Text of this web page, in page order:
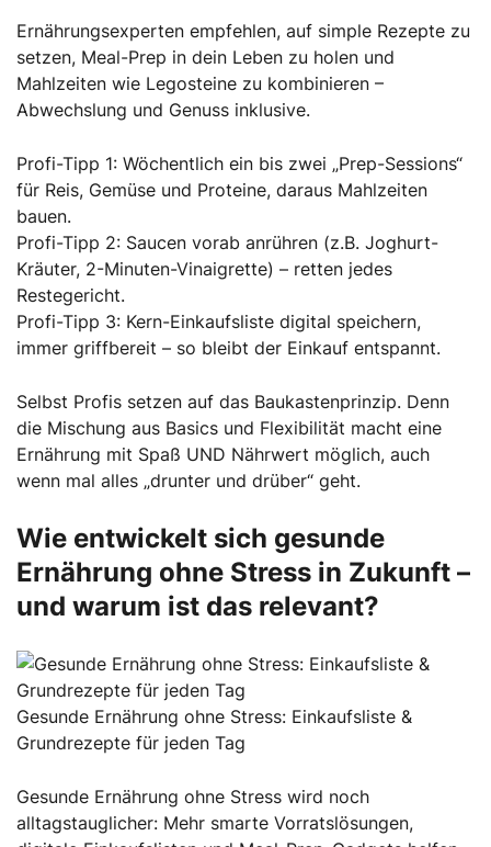
Ernährungsexperten empfehlen, auf simple Rezepte zu
setzen, Meal-Prep in dein Leben zu holen und
Mahlzeiten wie Legosteine zu kombinieren –
Abwechslung und Genuss inklusive.
Profi-Tipp 1: Wöchentlich ein bis zwei „Prep-Sessions“
für Reis, Gemüse und Proteine, daraus Mahlzeiten
bauen.
Profi-Tipp 2: Saucen vorab anrühren (z.B. Joghurt-
Kräuter, 2-Minuten-Vinaigrette) – retten jedes
Restegericht.
Profi-Tipp 3: Kern-Einkaufsliste digital speichern,
immer griffbereit – so bleibt der Einkauf entspannt.
Selbst Profis setzen auf das Baukastenprinzip. Denn
die Mischung aus Basics und Flexibilität macht eine
Ernährung mit Spaß UND Nährwert möglich, auch
wenn mal alles „drunter und drüber“ geht.
Wie entwickelt sich gesunde
Ernährung ohne Stress in Zukunft –
und warum ist das relevant?
Gesunde Ernährung ohne Stress: Einkaufsliste &
Grundrezepte für jeden Tag
Gesunde Ernährung ohne Stress wird noch
alltagstauglicher: Mehr smarte Vorratslösungen,